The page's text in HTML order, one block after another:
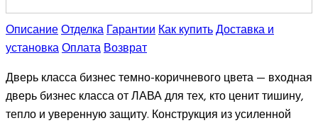
ОписаниеОтделкаГарантииКак купитьДоставка и
установкаОплатаВозврат
Дверь класса бизнес темно-коричневого цвета — входная
дверь бизнес класса от ЛАВА для тех, кто ценит тишину,
тепло и уверенную защиту. Конструкция из усиленной